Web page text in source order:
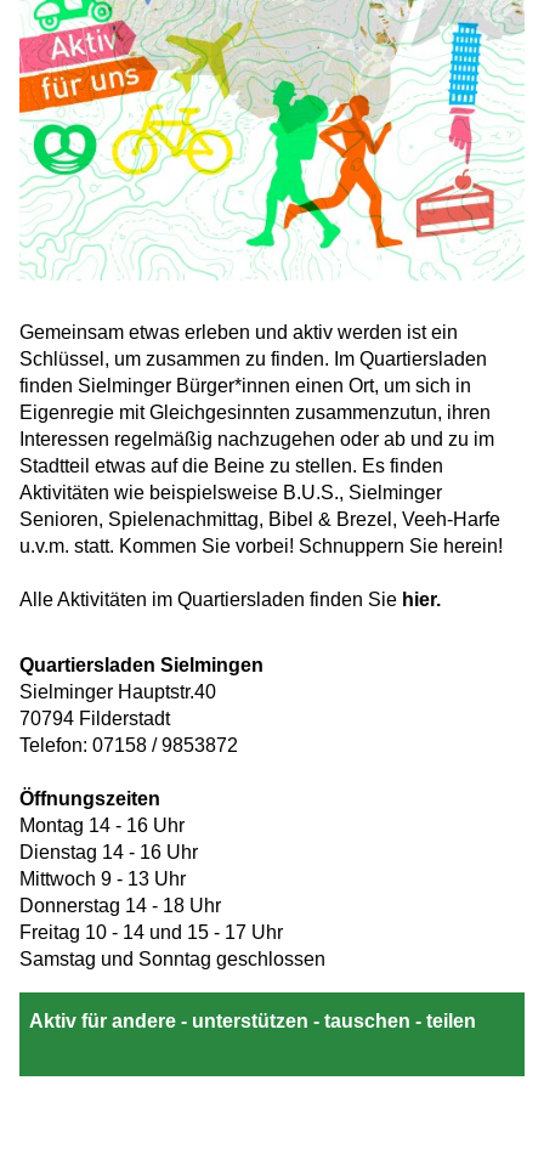
Gemeinsam etwas erleben und aktiv werden ist ein
Schlüssel, um zusammen zu finden. Im Quartiersladen
finden Sielminger Bürger*innen einen Ort, um sich in
Eigenregie mit Gleichgesinnten zusammenzutun, ihren
Interessen regelmäßig nachzugehen oder ab und zu im
Stadtteil etwas auf die Beine zu stellen. Es finden
Aktivitäten wie beispielsweise B.U.S., Sielminger
Senioren, Spielenachmittag, Bibel & Brezel, Veeh-Harfe
u.v.m. statt. Kommen Sie vorbei! Schnuppern Sie herein!
Alle Aktivitäten im Quartiersladen finden Sie hier.
Quartiersladen Sielmingen
Sielminger Hauptstr.40
70794 Filderstadt
Telefon: 07158 / 9853872
Öffnungszeiten
Montag 14 - 16 Uhr
Dienstag 14 - 16 Uhr
Mittwoch 9 - 13 Uhr
Donnerstag 14 - 18 Uhr
Freitag 10 - 14 und 15 - 17 Uhr
Samstag und Sonntag geschlossen
Aktiv für andere - unterstützen - tauschen - teilen